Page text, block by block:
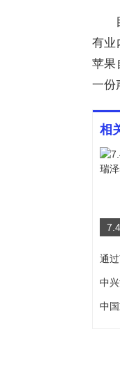
有业
苹果
一份
相